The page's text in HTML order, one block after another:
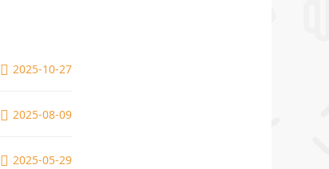
2025-10-27
2025-08-09
2025-05-29